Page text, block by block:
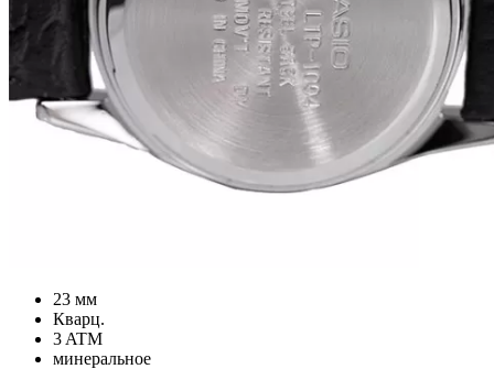
23 мм
Кварц.
3 ATM
минеральное